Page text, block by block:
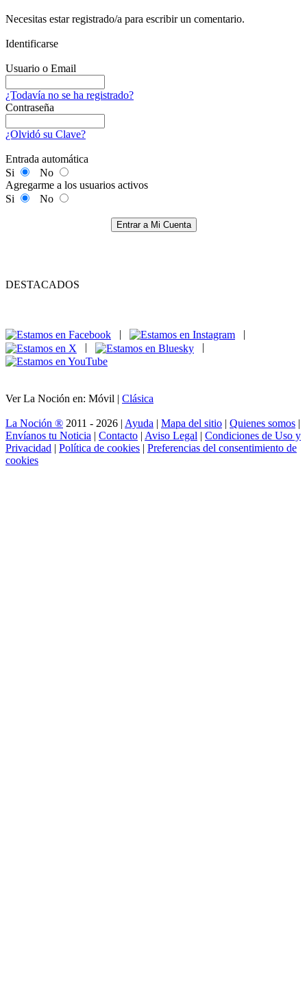
Necesitas estar registrado/a para escribir un comentario.
Identificarse
Usuario o Email
¿Todavía no se ha registrado?
Contraseña
¿Olvidó su Clave?
Entrada automática
Si
No
Agregarme a los usuarios activos
Si
No
Entrar a Mi Cuenta
DESTACADOS
|
|
|
|
Ver La Noción en: Móvil | Clásica
La Noción ® 2011 - 2026 | Ayuda | Mapa del sitio | Quienes somos |
Envíanos tu Noticia | Contacto | Aviso Legal | Condiciones de Uso y
Privacidad | Política de cookies | Preferencias del consentimiento de
cookies